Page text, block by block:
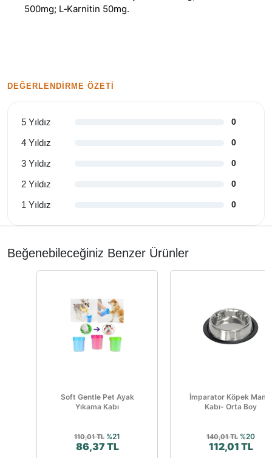
500mg; L‐Karnitin 50mg.
DEĞERLENDIRME ÖZETI
5 Yıldız 0
4 Yıldız 0
3 Yıldız 0
2 Yıldız 0
1 Yıldız 0
Beğenebileceğiniz Benzer Ürünler
Soft Gentle Pet Ayak
Yıkama Kabı
110,01 TL %21
86,37 TL
İmparator Köpek Mama
Kabı- Orta Boy
140,01 TL %20
112,01 TL